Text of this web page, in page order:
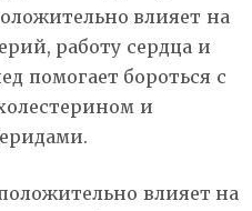
влияет на
работу сердца и
помогает бороться с
и
влияет на